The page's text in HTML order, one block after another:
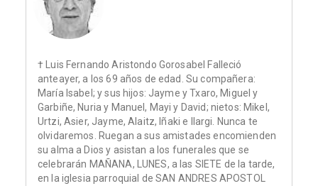
† Luis Fernando Aristondo Gorosabel Falleció
anteayer, a los 69 años de edad. Su compañera:
María Isabel; y sus hijos: Jayme y Txaro, Miguel y
Garbiñe, Nuria y Manuel, Mayi y David; nietos: Mikel,
Urtzi, Asier, Jayme, Alaitz, Iñaki e Ilargi. Nunca te
olvidaremos. Ruegan a sus amistades encomienden
su alma a Dios y asistan a los funerales que se
celebrarán MAÑANA, LUNES, a las SIETE de la tarde,
en la iglesia parroquial de SAN ANDRES APOSTOL